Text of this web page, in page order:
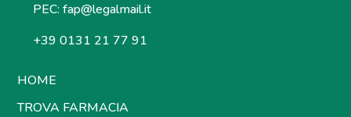
PEC: fap@legalmail.it
+39 0131 21 77 91
HOME
TROVA FARMACIA